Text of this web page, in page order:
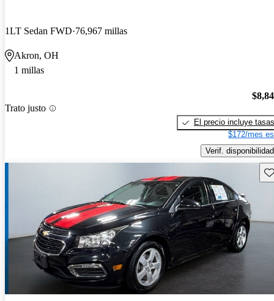
1LT Sedan FWD 76,967 millas
Akron, OH
1 millas
Trato justo
El precio incluye tasas
$172/mes
Verif. disponibilidad